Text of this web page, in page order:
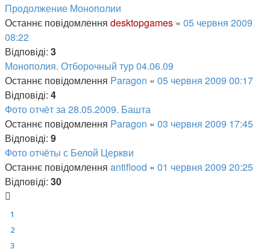
Продолжение Монополии
Останнє повідомлення desktopgames « 05 червня 2009
08:22
Відповіді: 3
Монополия. Отборочный тур 04.06.09
Останнє повідомлення Paragon « 05 червня 2009 00:17
Відповіді: 4
Фото отчёт за 28.05.2009. Башта
Останнє повідомлення Paragon « 03 червня 2009 17:45
Відповіді: 9
Фото отчёты с Белой Церкви
Останнє повідомлення antiflood « 01 червня 2009 20:25
Відповіді: 30
1
2
3